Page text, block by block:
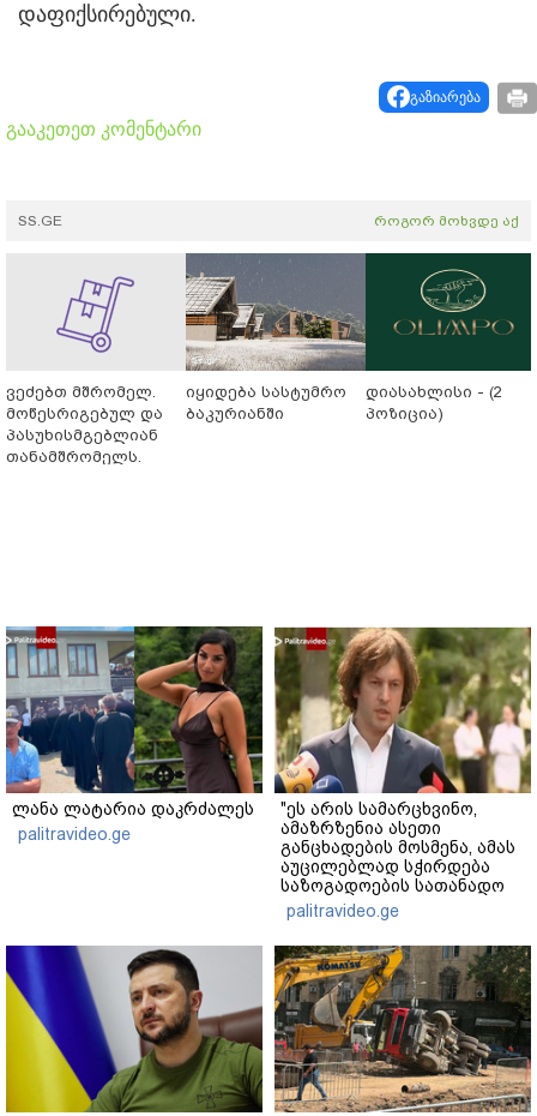
დაფიქსირებული.
გაზიარება
გააკეთეთ კომენტარი
SS.GE როგორ მოხვდე აქ
ვეძებთ მშრომელ.
მოწესრიგებულ და
პასუხისმგებლიან
თანამშრომელს.
იყიდება სასტუმრო
ბაკურიანში
დიასახლისი - (2
პოზიცია)
ლანა ლატარია დაკრძალეს
palitravideo.ge
"ეს არის სამარცხვინო,
ამაზრზენია ასეთი
განცხადების მოსმენა, ამას
აუცილებლად სჭირდება
საზოგადოების სათანადო
რეაქცია" - ირაკლი
კობახიძე
palitravideo.ge